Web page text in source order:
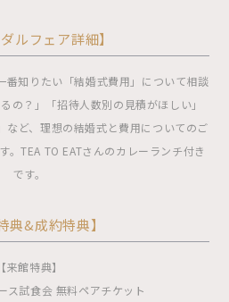
ダルフェア詳細】
番知りたい「結婚式費用」について相談
の？」「招待人数別の見積がほしい」
など、理想の結婚式と費用についてのご
。TEA TO EATさんのカレーランチ付き
です。
典&成約特典】
【来館特典】
ス試食会 無料ペアチケット